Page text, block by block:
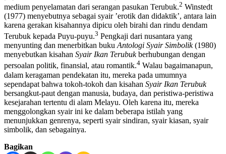
medium penyelamatan dari serangan pasukan Terubuk.2 Winstedt
(1977) menyebutnya sebagai syair ’erotik dan didaktik’, antara lain
karena gerakan kisahannya dipicu oleh birahi dan rindu dendam
Terubuk kepada Puyu-puyu.3 Pengkaji dari nusantara yang
menyunting dan menerbitkan buku Antologi Syair Simbolik(1980)
menyebutkan kisahan Syair Ikan Terubukberhubungan dengan
persoalan politik, finansial, atau romantik.4 Walau bagaimanapun,
dalam keragaman pendekatan itu, mereka pada umumnya
sependapat bahwa tokoh-tokoh dan kisahan Syair Ikan Terubuk
bersangkut-paut dengan manusia, budaya, dan peristiwa-peristiwa
kesejarahan tertentu di alam Melayu. Oleh karena itu, mereka
menggolongkan syair ini ke dalam beberapa istilah yang
menunjukkan genrenya, seperti syair sindiran, syair kiasan, syair
simbolik, dan sebagainya.
Bagikan